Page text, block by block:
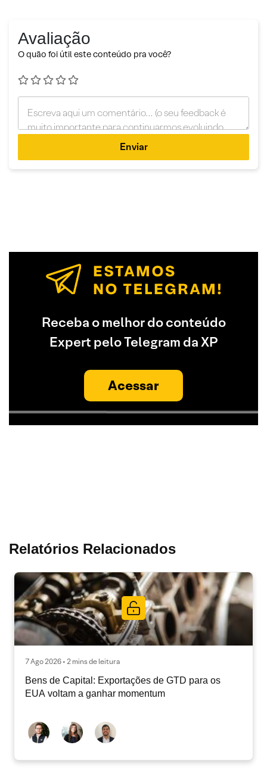
Avaliação
O quão foi útil este conteúdo pra você?
Enviar
Receba o melhor do conteúdo
Expert pelo Telegram da XP
Acessar
Relatórios Relacionados
7 Ago 2026 • 2 mins de leitura
Bens de Capital: Exportações de GTD para os
EUA voltam a ganhar momentum